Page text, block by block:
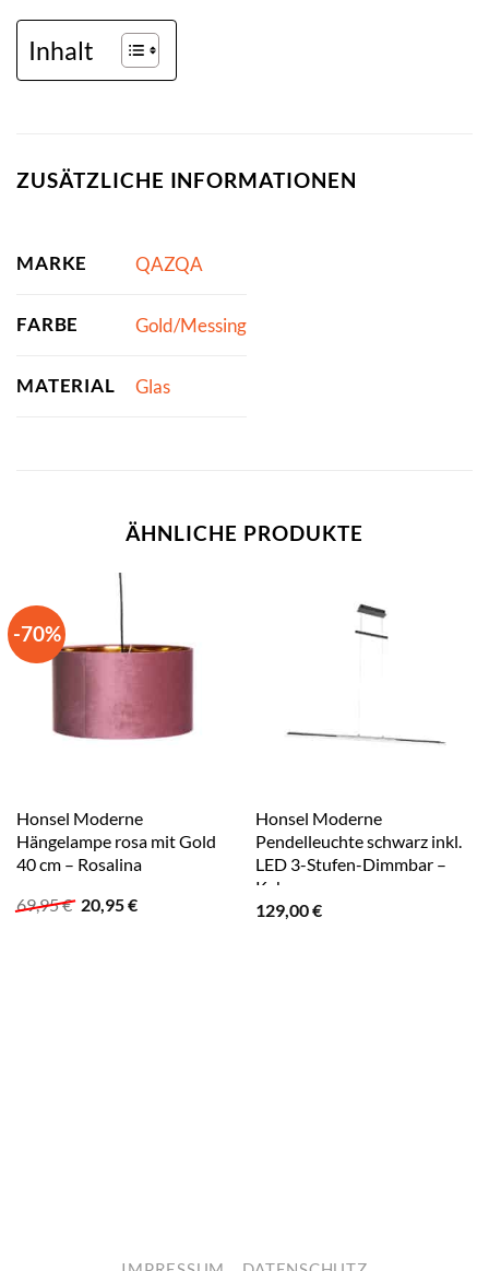
Inhalt
ZUSÄTZLICHE INFORMATIONEN
MARKE QAZQA
FARBE Gold/Messing
MATERIAL Glas
ÄHNLICHE PRODUKTE
-70%
Honsel Moderne
Hängelampe rosa mit Gold
40 cm – Rosalina
69,95€ Ursprünglicher
20,95€Aktueller
Honsel Moderne
Pendelleuchte schwarz inkl.
LED 3-Stufen-Dimmbar –
Kahan
129,00€